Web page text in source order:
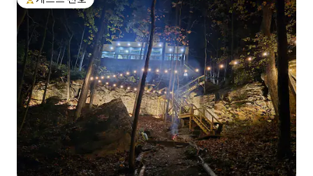
상위 게스트 선호